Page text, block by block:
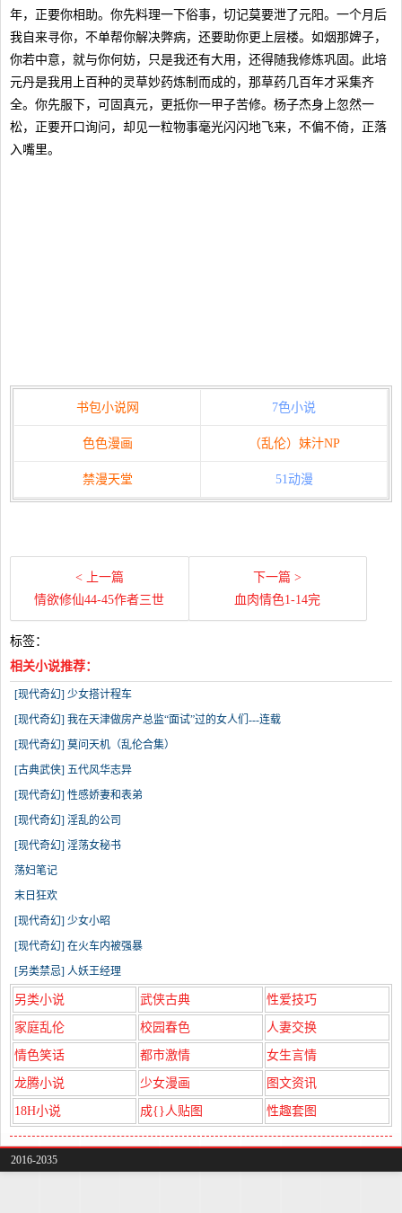
年，正要你相助。你先料理一下俗事，切记莫要泄了元阳。一个月后
我自来寻你，不单帮你解决弊病，还要助你更上层楼。如烟那婢子，
你若中意，就与你何妨，只是我还有大用，还得随我修炼巩固。此培
元丹是我用上百种的灵草妙药炼制而成的，那草药几百年才采集齐
全。你先服下，可固真元，更抵你一甲子苦修。杨子杰身上忽然一
松，正要开口询问，却见一粒物事毫光闪闪地飞来，不偏不倚，正落
入嘴里。
书包小说网 7色小说
色色漫画 （乱伦）妹汁NP
禁漫天堂 51动漫
< 上一篇
情欲修仙44-45作者三世
下一篇 >
血肉情色1-14完
标签：
相关小说推荐：
[现代奇幻] 少女搭计程车
[现代奇幻] 我在天津做房产总监“面试”过的女人们---连载
[现代奇幻] 莫问天机（乱伦合集）
[古典武侠] 五代风华志异
[现代奇幻] 性感娇妻和表弟
[现代奇幻] 淫乱的公司
[现代奇幻] 淫荡女秘书
荡妇笔记
末日狂欢
[现代奇幻] 少女小昭
[现代奇幻] 在火车内被强暴
[另类禁忌] 人妖王经理
另类小说 武侠古典 性爱技巧
家庭乱伦 校园春色 人妻交换
情色笑话 都市激情 女生言情
龙腾小说 少女漫画 图文资讯
18H小说 成{}人贴图 性趣套图
2016-2035